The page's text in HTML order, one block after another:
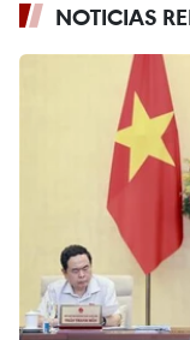
NOTICIAS